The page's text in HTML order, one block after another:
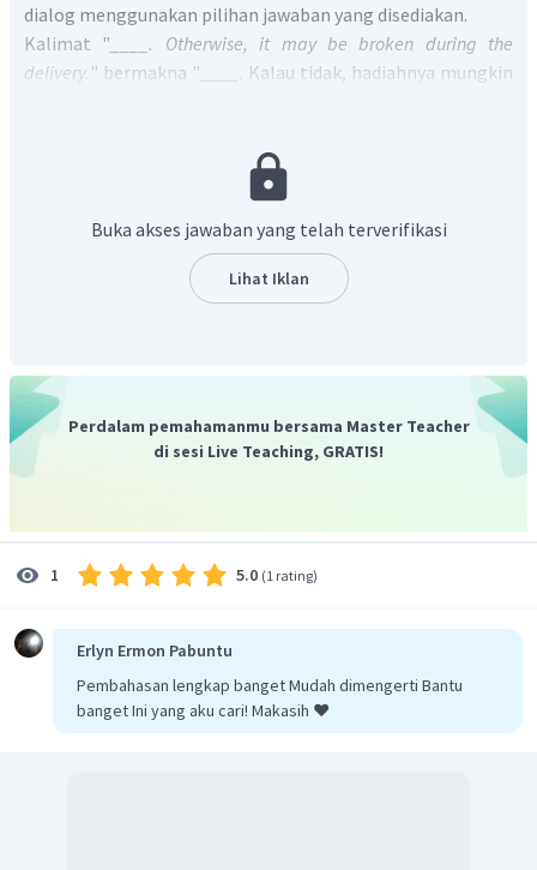
dialog menggunakan pilihan jawaban yang disediakan.
Kalimat " ____. Otherwise, it may be broken during the
delivery. " bermakna "____. Kalau tidak, hadiahnya mungkin
mengirimkan hadiah kepada temannya di Medan melalui
jasa kurir. Sehingga, Nindy mungkin
Saran yang paling mungkin diberikan Nindy yang terdapat
pada pilihan jawaban adalahThen, you should pack it with
Kalau begitu, kamu mungkin harus
should pack it with bubble wrap.
Buka akses jawaban yang telah terverifikasi
Lihat Iklan
Perdalam pemahamanmu bersama Master Teacher
di sesi Live Teaching, GRATIS!
1 5.0 (1 rating)
Erlyn Ermon Pabuntu
Pembahasan lengkap banget Mudah dimengerti Bantu
banget Ini yang aku cari! Makasih ❤️